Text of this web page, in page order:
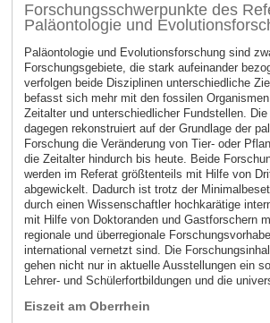
Forschungsschwerpunkte des
Paläontologie und
Paläontologie und Evolutionsforschung sind
Forschungsgebiete, die stark aufeinander
verfolgen beide Disziplinen unterschiedliche
befasst sich mehr mit den fossilen
Zeitalter und unterschiedlicher Fundstellen.
dagegen rekonstruiert auf der Grundlage der
Forschung die Veränderung von Tier- oder
die Zeitalter hindurch bis heute. Beide
werden im Referat größtenteils mit Hilfe von
abgewickelt. Dadurch ist trotz der
durch einen Wissenschaftler hochkarätige
mit Hilfe von Doktoranden und Gastforschern
regionale und überregionale
international vernetzt sind. Die
gehen nicht nur in aktuelle Ausstellungen ein
Lehrer- und Schülerfortbildungen und die
Eiszeit am Oberrhein